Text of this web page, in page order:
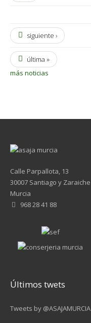
siguiente ›
última »
más noticias
Calle Parpallota, 13
30007 Santiago y Zaraiche
Murcia
968 28 41 88
Últimos twets
Tweets by @ASAJAMURCIA